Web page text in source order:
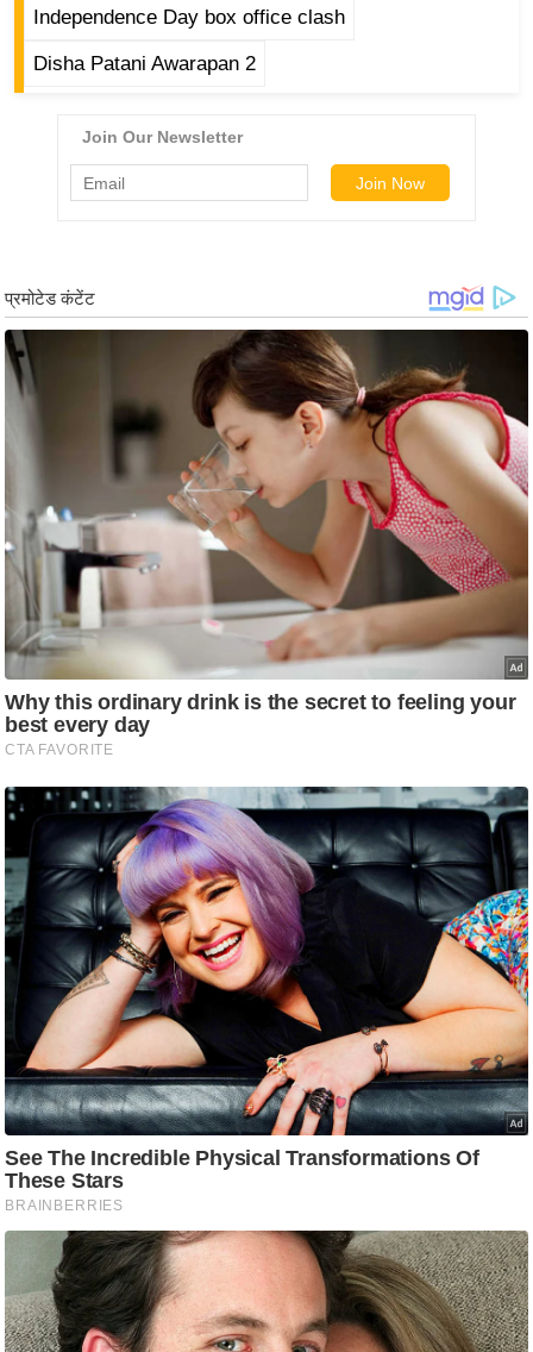
फै
प
र्य
ट
फि
ट
ने
स
मं
त्रा
रि
ले
श
न
शि
प
रा
ति
श्ले
ष
ण
म
सा
म
क
मा
Independence Day box office clash
Disha Patani Awarapan 2